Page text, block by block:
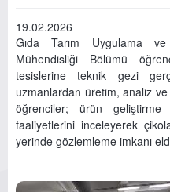
19.02.2026
Gıda Tarım Uygulama
Mühendisliği Bölümü
tesislerine teknik gezi
uzmanlardan üretim, analiz
öğrenciler; ürün geliştirme
faaliyetlerini inceleyerek
yerinde gözlemleme imkanı